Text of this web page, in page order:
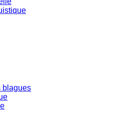
blagues